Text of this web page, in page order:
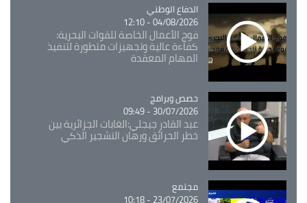
Catégorie
الدفاع الوطني
04/08/2026 - 12:10
فوج الأعمال الخاصة للقوات البحرية:
كفاءة عالية وتجهيزات متطورة لتنفيذ
المهام المعقدة
Catégorie
حصص وبرامج
30/07/2026 - 09:49
عبد القادر جيجلي:الغابات الجزائرية بين
خطر الحرائق ورهان التشجير الذكي
Catégorie
مجتمع
23/07/2026 - 10:18